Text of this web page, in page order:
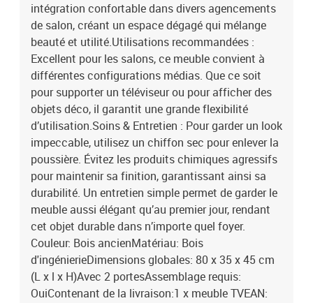
intégration confortable dans divers agencements
de salon, créant un espace dégagé qui mélange
beauté et utilité.Utilisations recommandées :
Excellent pour les salons, ce meuble convient à
différentes configurations médias. Que ce soit
pour supporter un téléviseur ou pour afficher des
objets déco, il garantit une grande flexibilité
d’utilisation.Soins & Entretien : Pour garder un look
impeccable, utilisez un chiffon sec pour enlever la
poussière. Évitez les produits chimiques agressifs
pour maintenir sa finition, garantissant ainsi sa
durabilité. Un entretien simple permet de garder le
meuble aussi élégant qu’au premier jour, rendant
cet objet durable dans n’importe quel foyer.
Couleur: Bois ancienMatériau: Bois
d'ingénierieDimensions globales: 80 x 35 x 45 cm
(L x l x H)Avec 2 portesAssemblage requis:
OuiContenant de la livraison:1 x meuble TVEAN: